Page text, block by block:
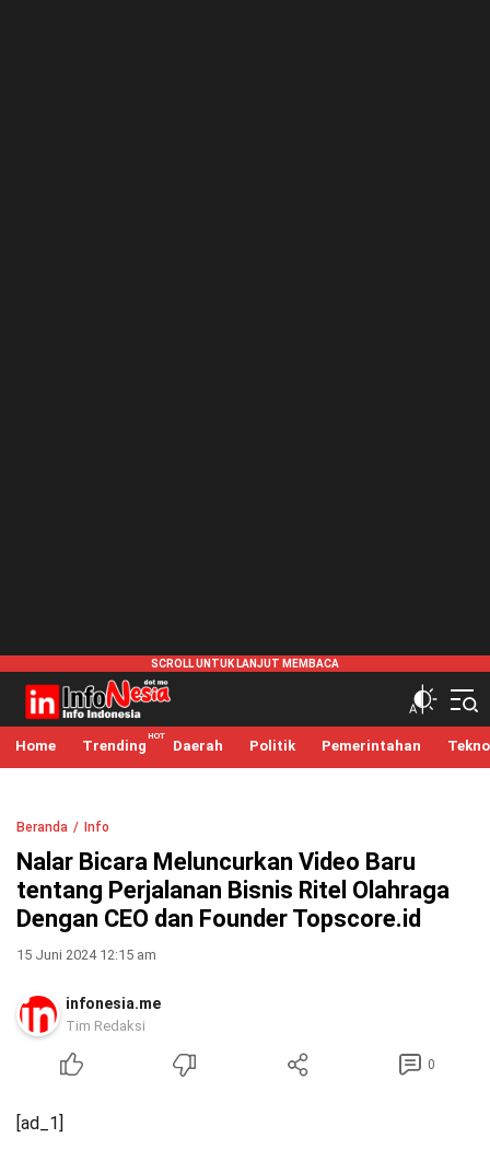
infonesia.me
Info Indonesia
Home Trending Daerah Politik Pemerintahan Tekno
Beranda Info
Nalar Bicara Meluncurkan Video Baru
tentang Perjalanan Bisnis Ritel Olahraga
Dengan CEO dan Founder Topscore.id
15 Juni 2024 12:15 am
infonesia.me
Tim Redaksi
0
[ad_1]